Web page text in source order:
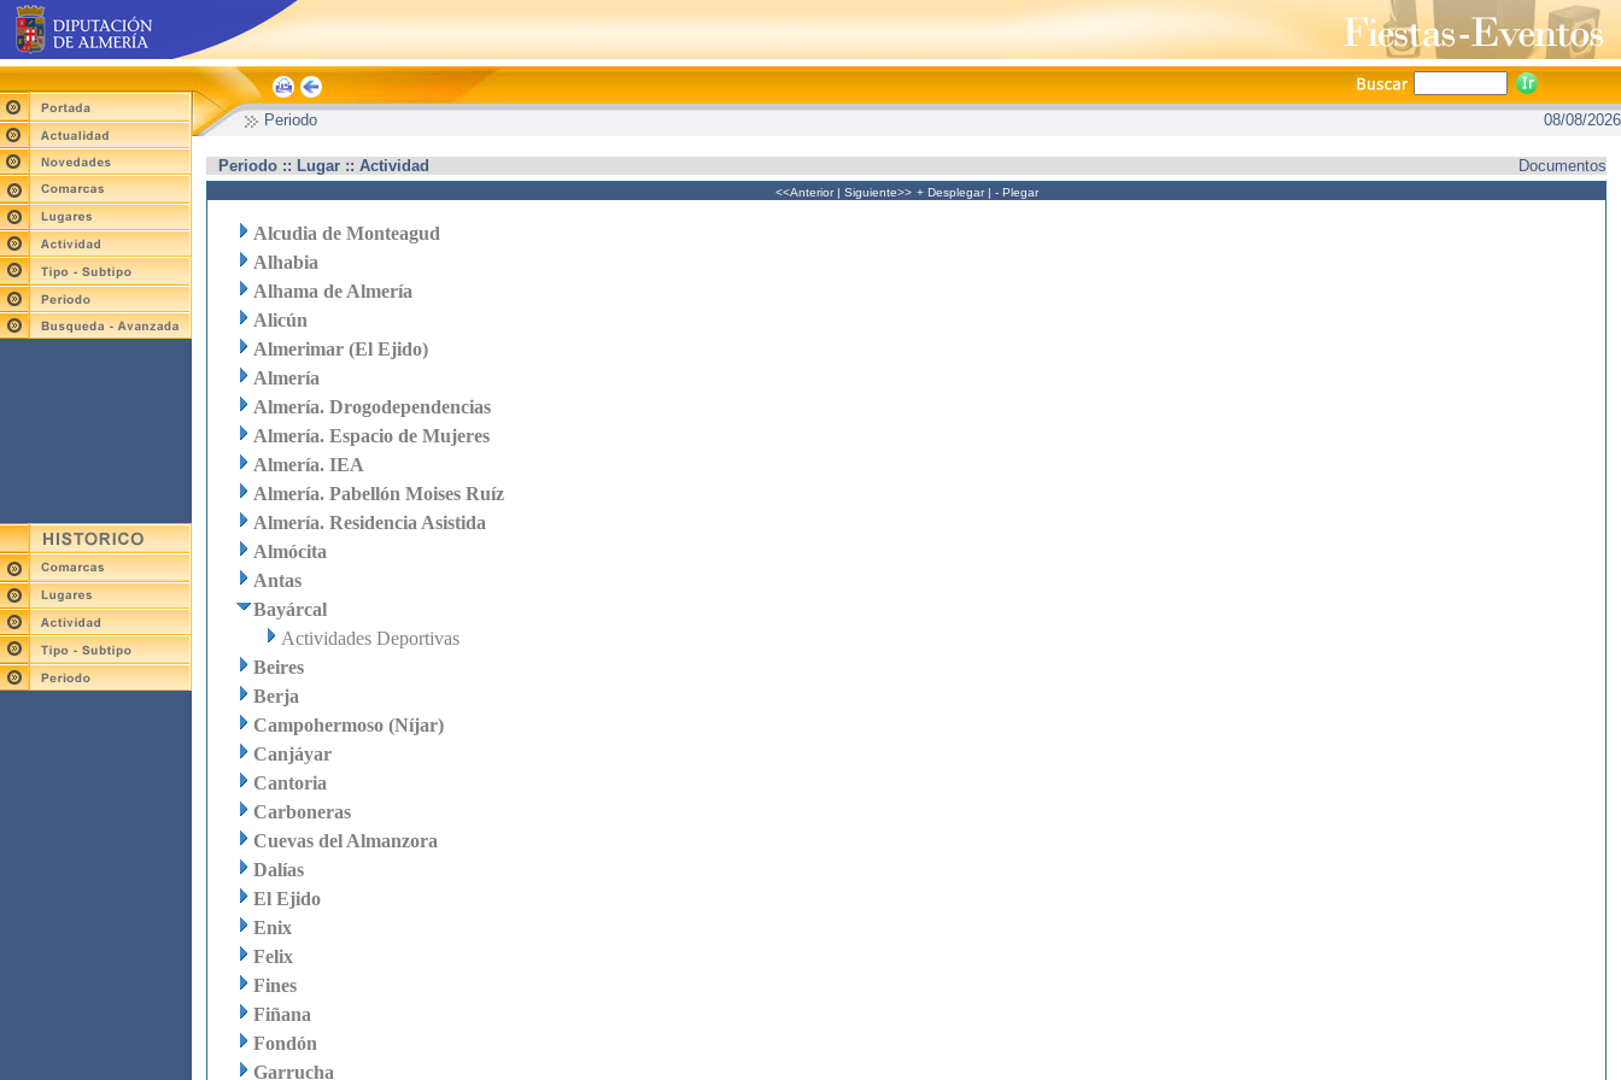
Periodo 08/08/2026
Periodo :: Lugar :: Actividad Documentos
<<Anterior| Siguiente>> + Desplegar| - Plegar
Alcudia de Monteagud
Alhabia
Alhama de Almería
Alicún
Almerimar (El Ejido)
Almería
Almería. Drogodependencias
Almería. Espacio de Mujeres
Almería. IEA
Almería. Pabellón Moises Ruíz
Almería. Residencia Asistida
Almócita
Antas
Bayárcal
Actividades Deportivas
Beires
Berja
Campohermoso (Níjar)
Canjáyar
Cantoria
Carboneras
Cuevas del Almanzora
Dalías
El Ejido
Enix
Felix
Fines
Fiñana
Fondón
Garrucha